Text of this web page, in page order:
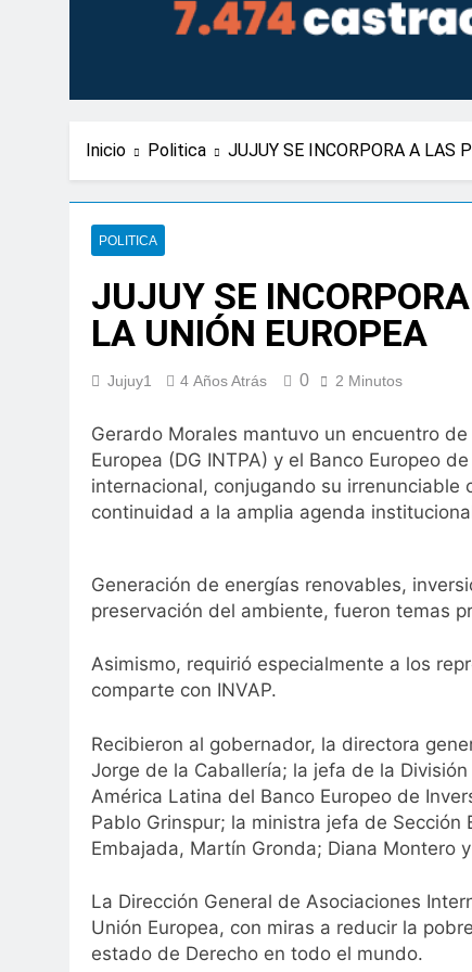
Inicio Politica JUJUY SE INCORPORA A LAS
POLITICA
JUJUY SE
LA UNIÓN EUROPEA
Jujuy1 4 Años Atrás 0 2 Minutos
Gerardo Morales mantuvo un encuentro
Europea (DG INTPA) y el Banco Europeo
internacional, conjugando su
continuidad a la amplia agenda
Generación de energías renovables,
preservación del ambiente, fueron temas
Asimismo, requirió especialmente a los
comparte con INVAP.
Recibieron al gobernador, la directora
Jorge de la Caballería; la jefa de la
América Latina del Banco Europeo de
Pablo Grinspur; la ministra jefa de
Embajada, Martín Gronda; Diana Montero
La Dirección General de Asociaciones
Unión Europea, con miras a reducir la
estado de Derecho en todo el mundo.